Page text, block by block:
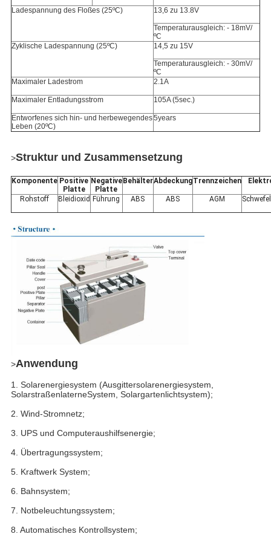
Ladespannung des Floßes (25ºC) 13,6 zu 13.8V
Temperaturausgleich: - 18mV/
ºC
Zyklische Ladespannung (25ºC)
14,5 zu 15V
Temperaturausgleich: - 30mV/
ºC
Maximaler Ladestrom
2.1A
Maximaler Entladungsstrom 105A (5sec.)
Entworfenes sich hin- und herbewegendes
Leben (20ºC)
5years
>Struktur und Zusammensetzung
Komponente Positive
Platte
Negative
Platte
BehälterAbdeckungTrennzeichen
Rohstoff Bleidioxid Führung ABS ABS AGM
>Anwendung
1. Solarenergiesystem (Ausgittersolarenergiesystem,
SolarstraßenlaterneSystem, Solargartenlichtsystem);
2. Wind-Stromnetz;
3. UPS und Computeraushilfsenergie;
4. Übertragungssystem;
5. Kraftwerk System;
6. Bahnsystem;
7. Notbeleuchtungssystem;
8. Automatisches Kontrollsystem;